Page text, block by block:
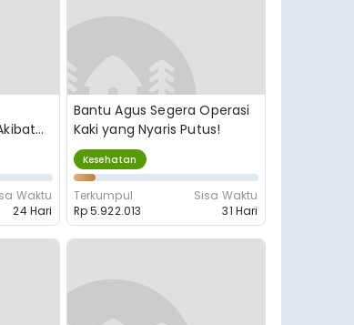
Waktu
24 Hari
Bantu Agus Segera Operasi
Kaki yang Nyaris Putus!
Kesehatan
Terkumpul
Rp 5.922.013
Sisa Waktu
31 Hari